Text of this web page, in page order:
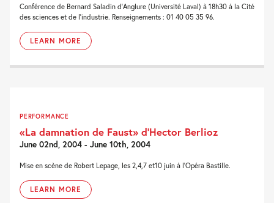
Conférence de Bernard Saladin d’Anglure (Université Laval) à 18h30 à la Cité
des sciences et de l’industrie. Renseignements : 01 40 05 35 96.
LEARN MORE
PERFORMANCE
«La damnation de Faust» d’Hector Berlioz
June 02nd, 2004 - June 10th, 2004
Mise en scène de Robert Lepage, les 2,4,7 et10 juin à l’Opéra Bastille.
LEARN MORE